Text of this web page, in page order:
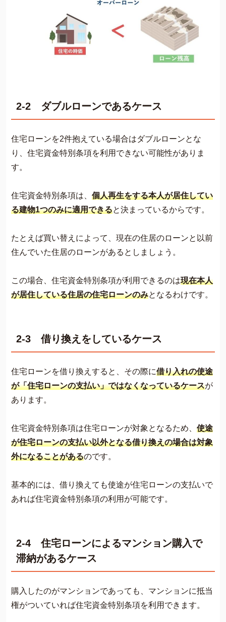
2-2 ダブルローンであるケース
住宅ローンを2件抱えている場合はダブルローンとな
り、住宅資金特別条項を利用できない可能性がありま
す。
住宅資金特別条項は、 個人再生をする本人が居住してい
る建物1つのみに適用できると決まっているからです。
たとえば買い替えによって、現在の住居のローンと以前
住んでいた住居のローンがあるとしましょう。
この場合、住宅資金特別条項が利用できるのは現在本人
が居住している住居の住宅ローンのみとなるわけです。
2-3 借り換えをしているケース
住宅ローンを借り換えすると、その際に借り入れの使途
が「住宅ローンの支払い」ではなくなっているケースが
あります。
住宅資金特別条項は住宅ローンが対象となるため、 使途
が住宅ローンの支払い以外となる借り換えの場合は対象
外になることがあるのです。
基本的には、借り換えても使途が住宅ローンの支払いで
あれば住宅資金特別条項の利用が可能です。
2-4 住宅ローンによるマンション購入で
滞納があるケース
購入したのがマンションであっても、マンションに抵当
権がついていれば住宅資金特別条項を利用できます。